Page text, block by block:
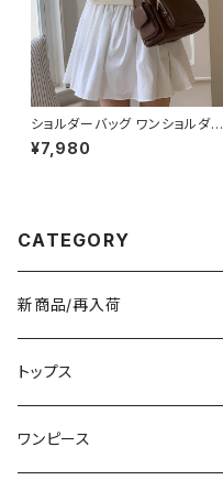
ショルダーバッグ ワンショルダー
バッグ レディース バッグ 肩掛け
斜めがけ クロスボディ おしゃれ
¥7,980
CATEGORY
新商品/再入荷
トップス
Tシャツ/カットソー
ワンピース